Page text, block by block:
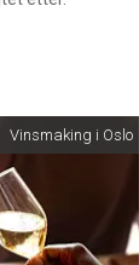
Vinsmaking i Oslo